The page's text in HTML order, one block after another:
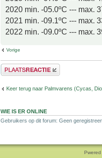
2020 min. -05.0ºC --- max.
2021 min. -09.1ºC --- max.
2022 min. -09.0ºC --- max.
Vorige
Plaats een reactie
Keer terug naar Palmvarens (Cycas,
WIE IS ER ONLINE
Gebruikers op dit forum: Geen